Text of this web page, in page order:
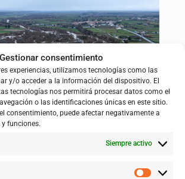
Gestionar consentimiento
experiencias, utilizamos tecnologías como las
y/o acceder a la información del dispositivo. El
tecnologías nos permitirá procesar datos como el
o las identificaciones únicas en este sitio.
consentimiento, puede afectar negativamente a
funciones.
Siempre activo